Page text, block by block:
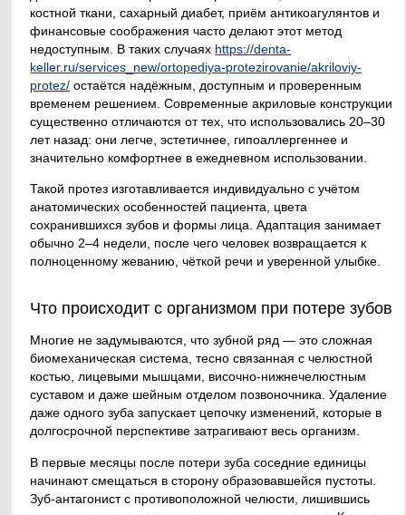
костной ткани, сахарный диабет, приём антикоагулянтов и
финансовые соображения часто делают этот метод
недоступным. В таких случаях https://denta-
keller.ru/services_new/ortopediya-protezirovanie/akriloviy-
protez/ остаётся надёжным, доступным и проверенным
временем решением. Современные акриловые конструкции
существенно отличаются от тех, что использовались 20–30
лет назад: они легче, эстетичнее, гипоаллергеннее и
значительно комфортнее в ежедневном использовании.
Такой протез изготавливается индивидуально с учётом
анатомических особенностей пациента, цвета
сохранившихся зубов и формы лица. Адаптация занимает
обычно 2–4 недели, после чего человек возвращается к
полноценному жеванию, чёткой речи и уверенной улыбке.
Что происходит с организмом при потере зубов
Многие не задумываются, что зубной ряд — это сложная
биомеханическая система, тесно связанная с челюстной
костью, лицевыми мышцами, височно-нижнечелюстным
суставом и даже шейным отделом позвоночника. Удаление
даже одного зуба запускает цепочку изменений, которые в
долгосрочной перспективе затрагивают весь организм.
В первые месяцы после потери зуба соседние единицы
начинают смещаться в сторону образовавшейся пустоты.
Зуб-антагонист с противоположной челюсти, лишившись